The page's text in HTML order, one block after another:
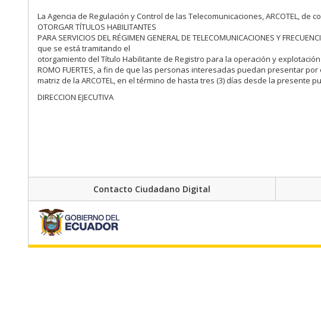
La Agencia de Regulación y Control de las Telecomunicaciones, ARCOTEL, de
OTORGAR TÍTULOS HABILITANTES
PARA SERVICIOS DEL RÉGIMEN GENERAL DE TELECOMUNICACIONES Y
que se está tramitando el
otorgamiento del Título Habilitante de Registro para la operación y
ROMO FUERTES, a fin de que las personas interesadas puedan presentar
matriz de la ARCOTEL, en el término de hasta tres (3) días desde la presente
DIRECCION EJECUTIVA
Contacto Ciudadano Digital